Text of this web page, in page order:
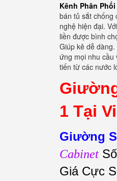
Kênh Phân
bán tủ sắt chống
nghệ hiện đại.
liền được bình
Giúp kê dễ
ứng mọi nhu cầu
tiến từ các nước
1 Tại
Giường
Cabinet
Giá Cực